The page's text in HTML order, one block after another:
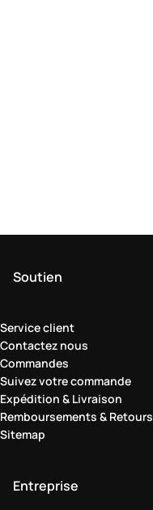
Soutien
Service client
Contactez nous
Commandes
Suivez votre commande
Expédition & Livraison
Remboursements & Retours
Sitemap
Entreprise